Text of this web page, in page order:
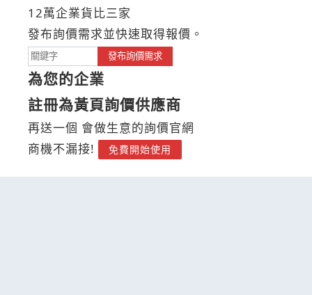
12萬企業貨比三家
發布詢價需求並快速取得報價。
發布詢價需求
為您的企業
註冊為黃頁詢價供應商
再送一個 會做生意的詢價官網
商機不漏接!
免費開始使用